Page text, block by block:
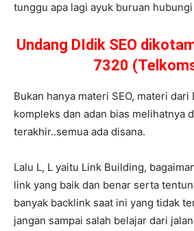
tunggu apa lagi ayuk buruan hubungi
Undang DIdik SEO
7320
Bukan hanya materi SEO, materi dari
kompleks dan adan bias melihatnya
terakhir..semua ada disana.
Lalu L, L yaitu Link Building,
link yang baik dan benar serta
banyak backlink saat ini yang tidak
jangan sampai salah belajar dari